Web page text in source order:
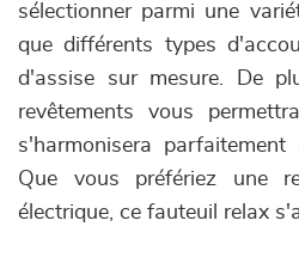
sélectionner parmi une
que différents types
d'assise sur mesure. De
revêtements vous
s'harmonisera parfaitement
Que vous préfériez une
électrique, ce fauteuil relax